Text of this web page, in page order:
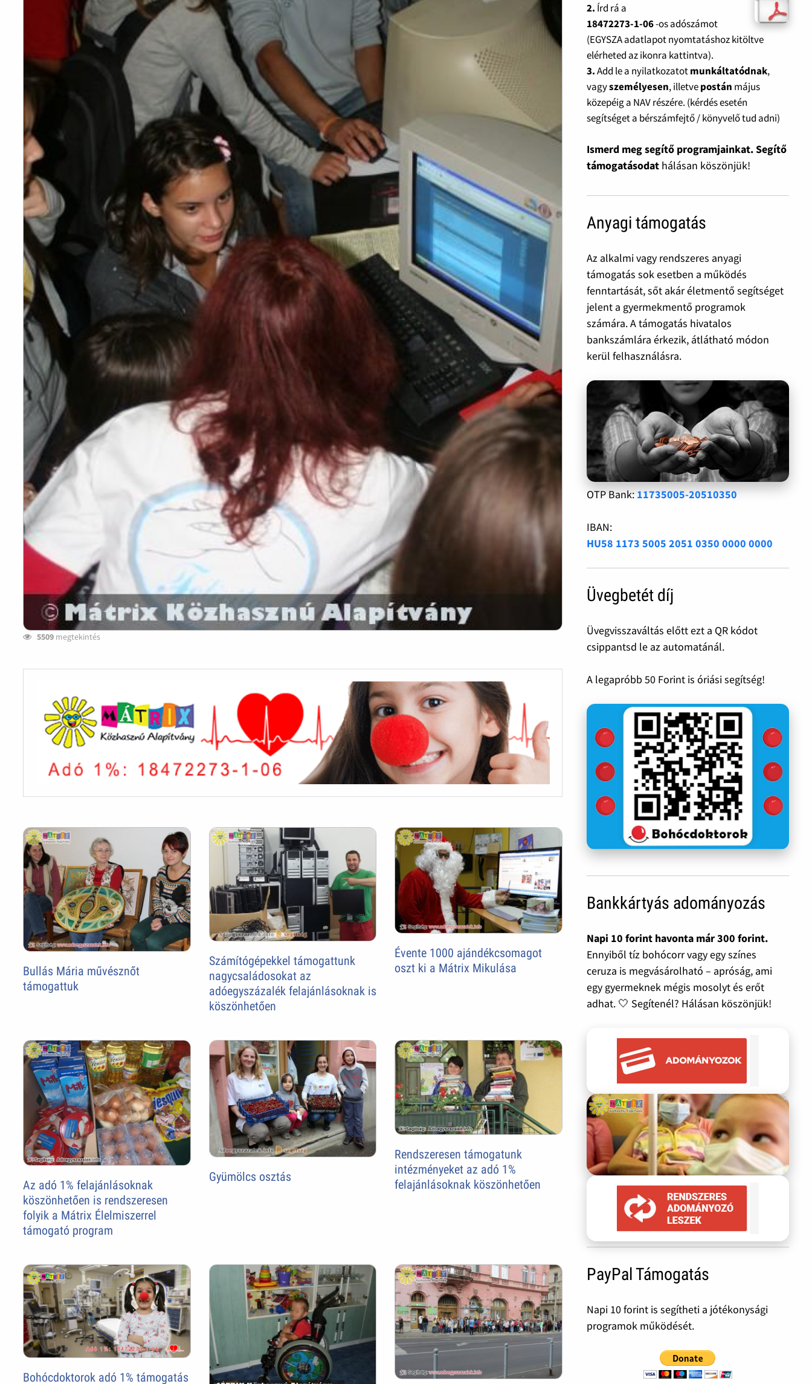
5509 megtekintés
Bullás Mária művésznőt
támogattuk
Számítógépekkel támogattunk
nagycsaládosokat az
adóegyszázalék felajánlásoknak is
köszönhetően
Évente 1000 ajándékcsomagot
oszt ki a Mátrix Mikulása
Az adó 1% felajánlásoknak
köszönhetően is rendszeresen
folyik a Mátrix Élelmiszerrel
támogató program
Gyümölcs osztás
Rendszeresen támogatunk
intézményeket az adó 1%
felajánlásoknak köszönhetően
Bohócdoktorok adó 1% támogatás
2. Írd rá a
18472273-1-06-os adószámot
(EGYSZA adatlapot nyomtatáshoz kitöltve
elérheted az ikonra kattintva).
3.Add le a nyilatkozatotmunkáltatódnak,
vagyszemélyesen, illetvepostán május
közepéig a NAV részére. (kérdés esetén
segítséget a bérszámfejtő / könyvelő tud adni)
Ismerd meg segítő programjainkat. Segítő
támogatásodat hálásan köszönjük!
Anyagi támogatás
Az alkalmi vagy rendszeres anyagi
támogatás sok esetben a működés
fenntartását, sőt akár életmentő segítséget
jelent a gyermekmentő programok
számára. A támogatás hivatalos
bankszámlára érkezik, átlátható módon
kerül felhasználásra.
OTP Bank: 11735005-20510350
IBAN:
HU58 1173 5005 2051 0350 0000 0000
Üvegbetét díj
Üvegvisszaváltás előtt ezt a QR kódot
csippantsd le az automatánál.
A legapróbb 50 Forint is óriási segítség!
Bankkártyás adományozás
Napi 10 forint havonta már 300 forint.
Ennyiből tíz bohócorr vagy egy színes
ceruza is megvásárolható – apróság, ami
egy gyermeknek mégis mosolyt és erőt
adhat. 🤍 Segítenél? Hálásan köszönjük!
PayPal Támogatás
Napi 10 forint is segítheti a jótékonysági
programok működését.